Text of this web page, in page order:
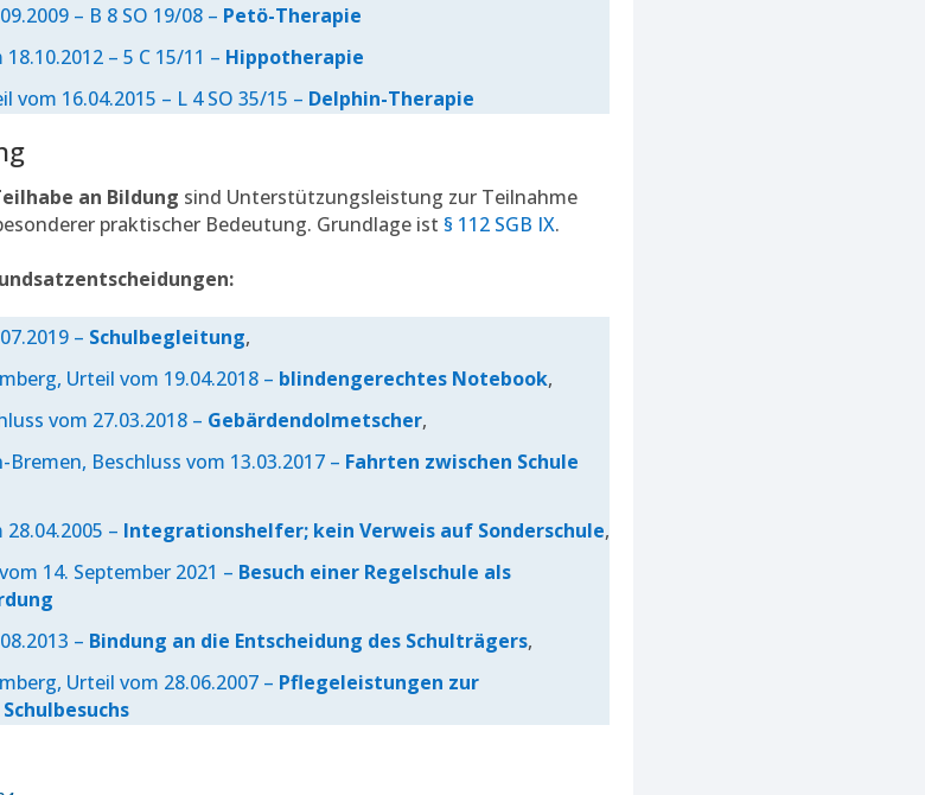
– B 8 SO 19/08 – Petö-Therapie
– 5 C 15/11 – Hippotherapie
vom 16.04.2015 – L 4 SO 35/15 – Delphin-Therapie
an Bildung sind Unterstützungsleistung zur Teilnahme
praktischer Bedeutung. Grundlage ist § 112 SGB IX.
– Schulbegleitung,
Urteil vom 19.04.2018 – blindengerechtes Notebook,
vom 27.03.2018 – Gebärdendolmetscher,
Bremen, Beschluss vom 13.03.2017 – Fahrten zwischen Schule
– Integrationshelfer; kein Verweis auf Sonderschule,
14. September 2021 – Besuch einer Regelschule als
– Bindung an die Entscheidung des Schulträgers,
Urteil vom 28.06.2007 – Pflegeleistungen zur